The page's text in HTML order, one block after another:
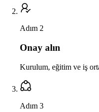
Adım 2
Onay alın
Kurulum, eğitim ve iş
Adım 3